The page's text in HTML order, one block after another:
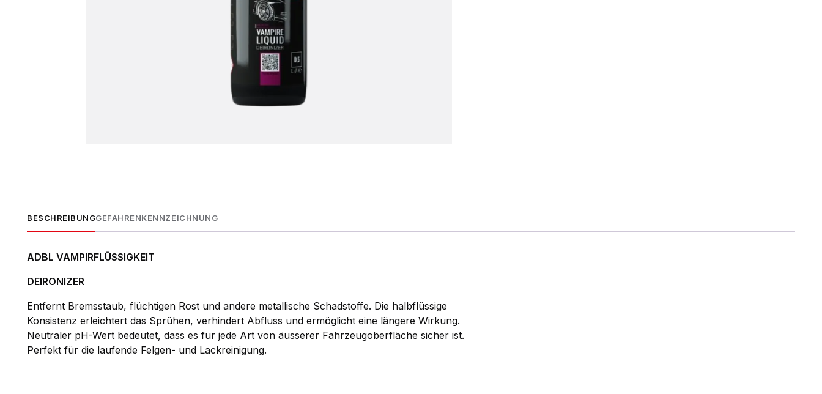
BESCHREIBUNGGEFAHRENKENNZEICHNUNG
ADBL VAMPIRFLÜSSIGKEIT
DEIRONIZER
Entfernt Bremsstaub, flüchtigen Rost und andere metallische Schadstoffe. Die halbflüssige
Konsistenz erleichtert das Sprühen, verhindert Abfluss und ermöglicht eine längere Wirkung.
Neutraler pH-Wert bedeutet, dass es für jede Art von äusserer Fahrzeugoberfläche sicher ist.
Perfekt für die laufende Felgen- und Lackreinigung.